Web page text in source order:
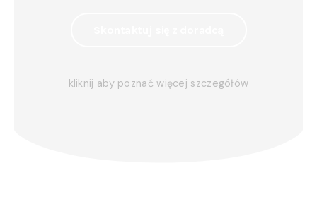
kliknij aby poznać więcej szczegółów